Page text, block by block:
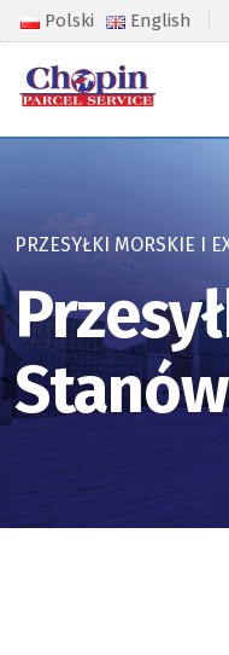
Polski English
PRZESYŁKI MORSKIE I